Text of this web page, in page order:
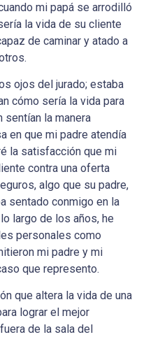
mi papá se arrodilló
la vida de su cliente
de caminar y atado a
ojos del jurado; estaba
cómo sería la vida para
la manera
en que mi padre atendía
la satisfacción que mi
contra una oferta
algo que su padre,
sentado conmigo en la
largo de los años, he
personales como
mi padre y mi
que represento.
que altera la vida de una
lograr el mejor
de la sala del